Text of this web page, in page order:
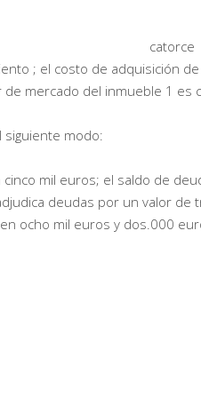
catorce
; el costo de adquisición
mercado del inmueble 1 es
siguiente modo:
mil euros; el saldo de
deudas por un valor de
ocho mil euros y dos.000